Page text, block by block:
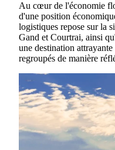
Au cœur de l'économie
d'une position
logistiques repose sur la
Gand et Courtrai, ainsi
une destination
regroupés de manière